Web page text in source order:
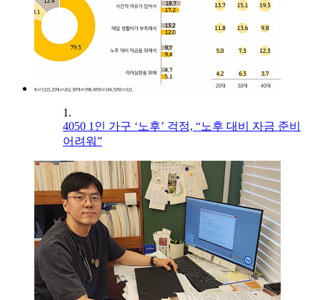
1.
4050 1인 가구 ‘노후’ 걱정, “노후 대비 자금 준비
어려워”